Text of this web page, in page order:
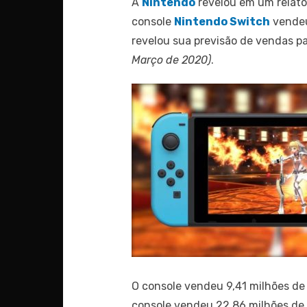
console Nintendo Switch
revelou sua previsão de vendas
Março de 2020).
O console vendeu 9,41 milhões